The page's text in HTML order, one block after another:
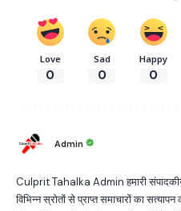
Love
0
Sad
0
Happy
0
Admin
Culprit Tahalka Admin हमारी
विभिन्न स्रोतों से प्राप्त समाचारों का